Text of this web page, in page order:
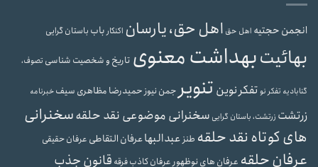
انجمن حجتیه اهل حق اهل حق، یارسان اکنکارباب باستان گرایی
بهائیتبهداشت معنوی تاریخ و شخصیت شناسی تصوف،
گنابادیه تفکر نوتفکر نوین تنویرجمن نیوزحمیدرضا مظاهری سیفخبرنامه
زرتشت زرتشت، باستان گرایی سخنرانی موضوعی نقد حلقهسخنرانی
های کوتاه نقد حلقه طنزعبدالبهاعرفان التقاطی عرفان حقیقی
عرفان حلقه عرفان های نوظهورعرفان کاذبفرقه قانون جذب